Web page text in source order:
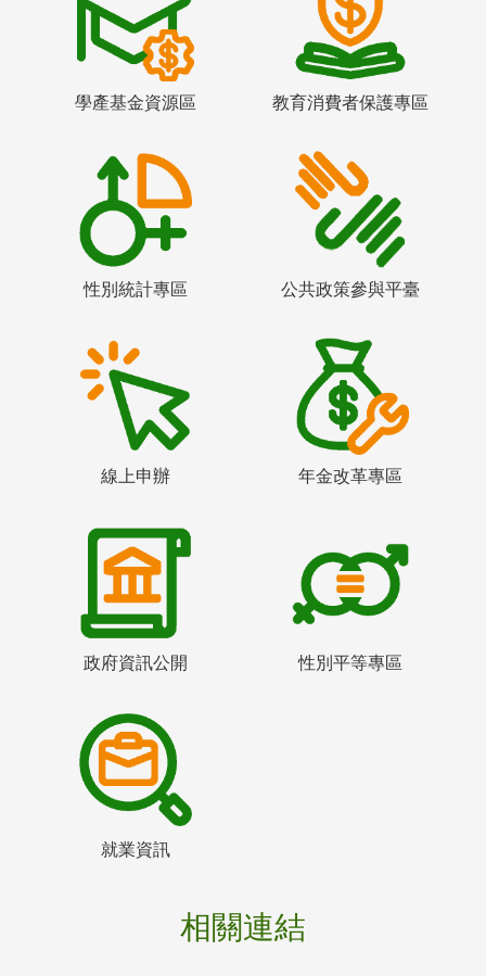
學產基金資源區 教育消費者保護專區
性別統計專區 公共政策參與平臺
線上申辦 年金改革專區
政府資訊公開 性別平等專區
就業資訊
相關連結